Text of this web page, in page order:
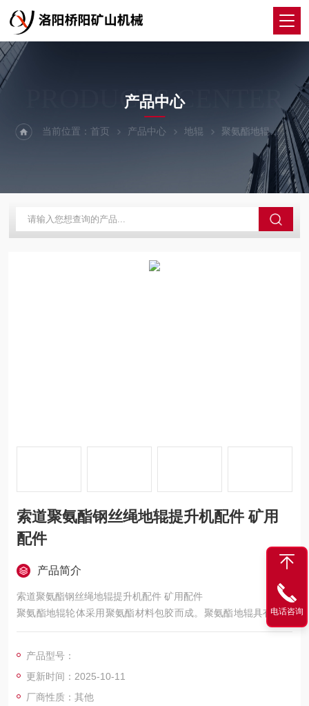
PRODUCTS CENTER
产品中心
当前位置：首页 产品中心 地辊 聚氨酯地辊 索
索道聚氨酯钢丝绳地辊提升机配件 矿用
配件
产品简介
索道聚氨酯钢丝绳地辊提升机配件 矿用配件
聚氨酯地辊轮体采用聚氨酯材料包胶而成。聚氨酯地辊具有以下
特点：避免了因与钢丝绳之间摩擦而产生火花的问题，适用于煤
产品型号：
更新时间：2025-10-11
厂商性质：其他
电话咨询